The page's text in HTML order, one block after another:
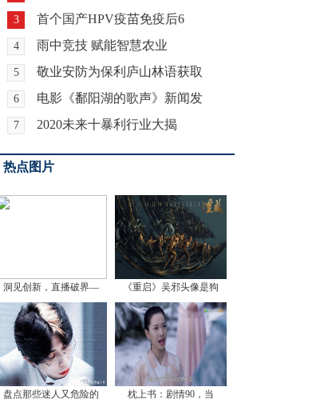
3 首个国产HPV疫苗免疫后6
4 雨中竞技 赋能智慧农业
5 敬业安防为保利庐山林语获取
6 电影《鄱阳湖的歌声》新闻发
7 2020未来十暴利行业大揭
热点图片
洞见创新，直播破界— 《重启》吴邪头像是狗
盘点那些迷人又危险的 枕上书：剧情90，当